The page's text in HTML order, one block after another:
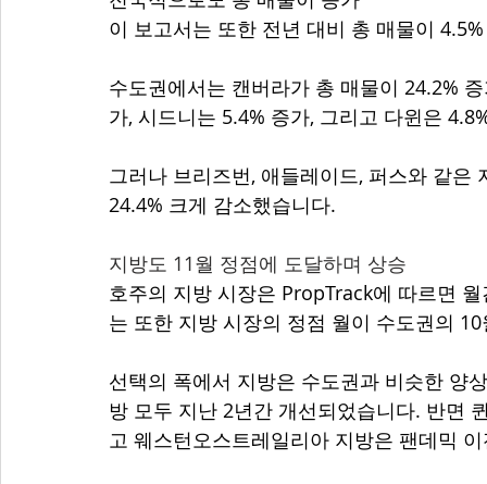
이 보고서는 또한 전년 대비 총 매물이
수도권에서는 캔버라가 총 매물이 24.2%
가, 시드니는 5.4% 증가, 그리고 다윈은
그러나 브리즈번, 애들레이드, 퍼스와 같
24.4% 크게 감소했습니다.
지방도 11월 정점에 도달하며 상승
호주의 지방 시장은 PropTrack에 따르면
는 또한 지방 시장의 정점 월이 수도권의
선택의 폭에서 지방은 수도권과 비슷한 양
방 모두 지난 2년간 개선되었습니다. 반면
고 웨스턴오스트레일리아 지방은 팬데믹